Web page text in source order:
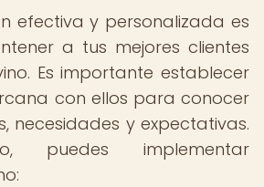
efectiva y personalizada es
a tus mejores clientes
Es importante establecer
con ellos para conocer
necesidades y expectativas.
puedes implementar